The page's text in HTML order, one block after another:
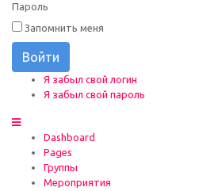
Пароль
Запомнить меня
Войти
Я забыл свой логин
Я забыл свой пароль
Dashboard
Pages
Группы
Мероприятия